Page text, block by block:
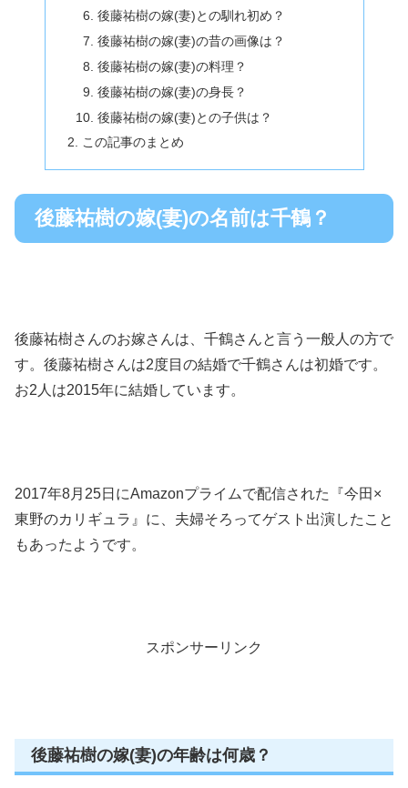
後藤祐樹の嫁(妻)との馴れ初め？
後藤祐樹の嫁(妻)の昔の画像は？
後藤祐樹の嫁(妻)の料理？
後藤祐樹の嫁(妻)の身長？
後藤祐樹の嫁(妻)との子供は？
この記事のまとめ
後藤祐樹の嫁(妻)の名前は千鶴？
後藤祐樹さんのお嫁さんは、千鶴さんと言う一般人の方で
す。後藤祐樹さんは2度目の結婚で千鶴さんは初婚です。
お2人は2015年に結婚しています。
2017年8月25日にAmazonプライムで配信された『今田×
東野のカリギュラ』に、夫婦そろってゲスト出演したこと
もあったようです。
スポンサーリンク
後藤祐樹の嫁(妻)の年齢は何歳？